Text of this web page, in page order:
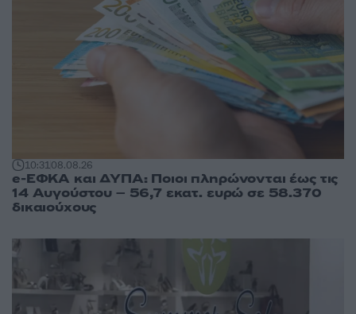
10:3108.08.26
e-ΕΦΚΑ και ΔΥΠΑ: Ποιοι πληρώνονται έως τις
14 Αυγούστου – 56,7 εκατ. ευρώ σε 58.370
δικαιούχους